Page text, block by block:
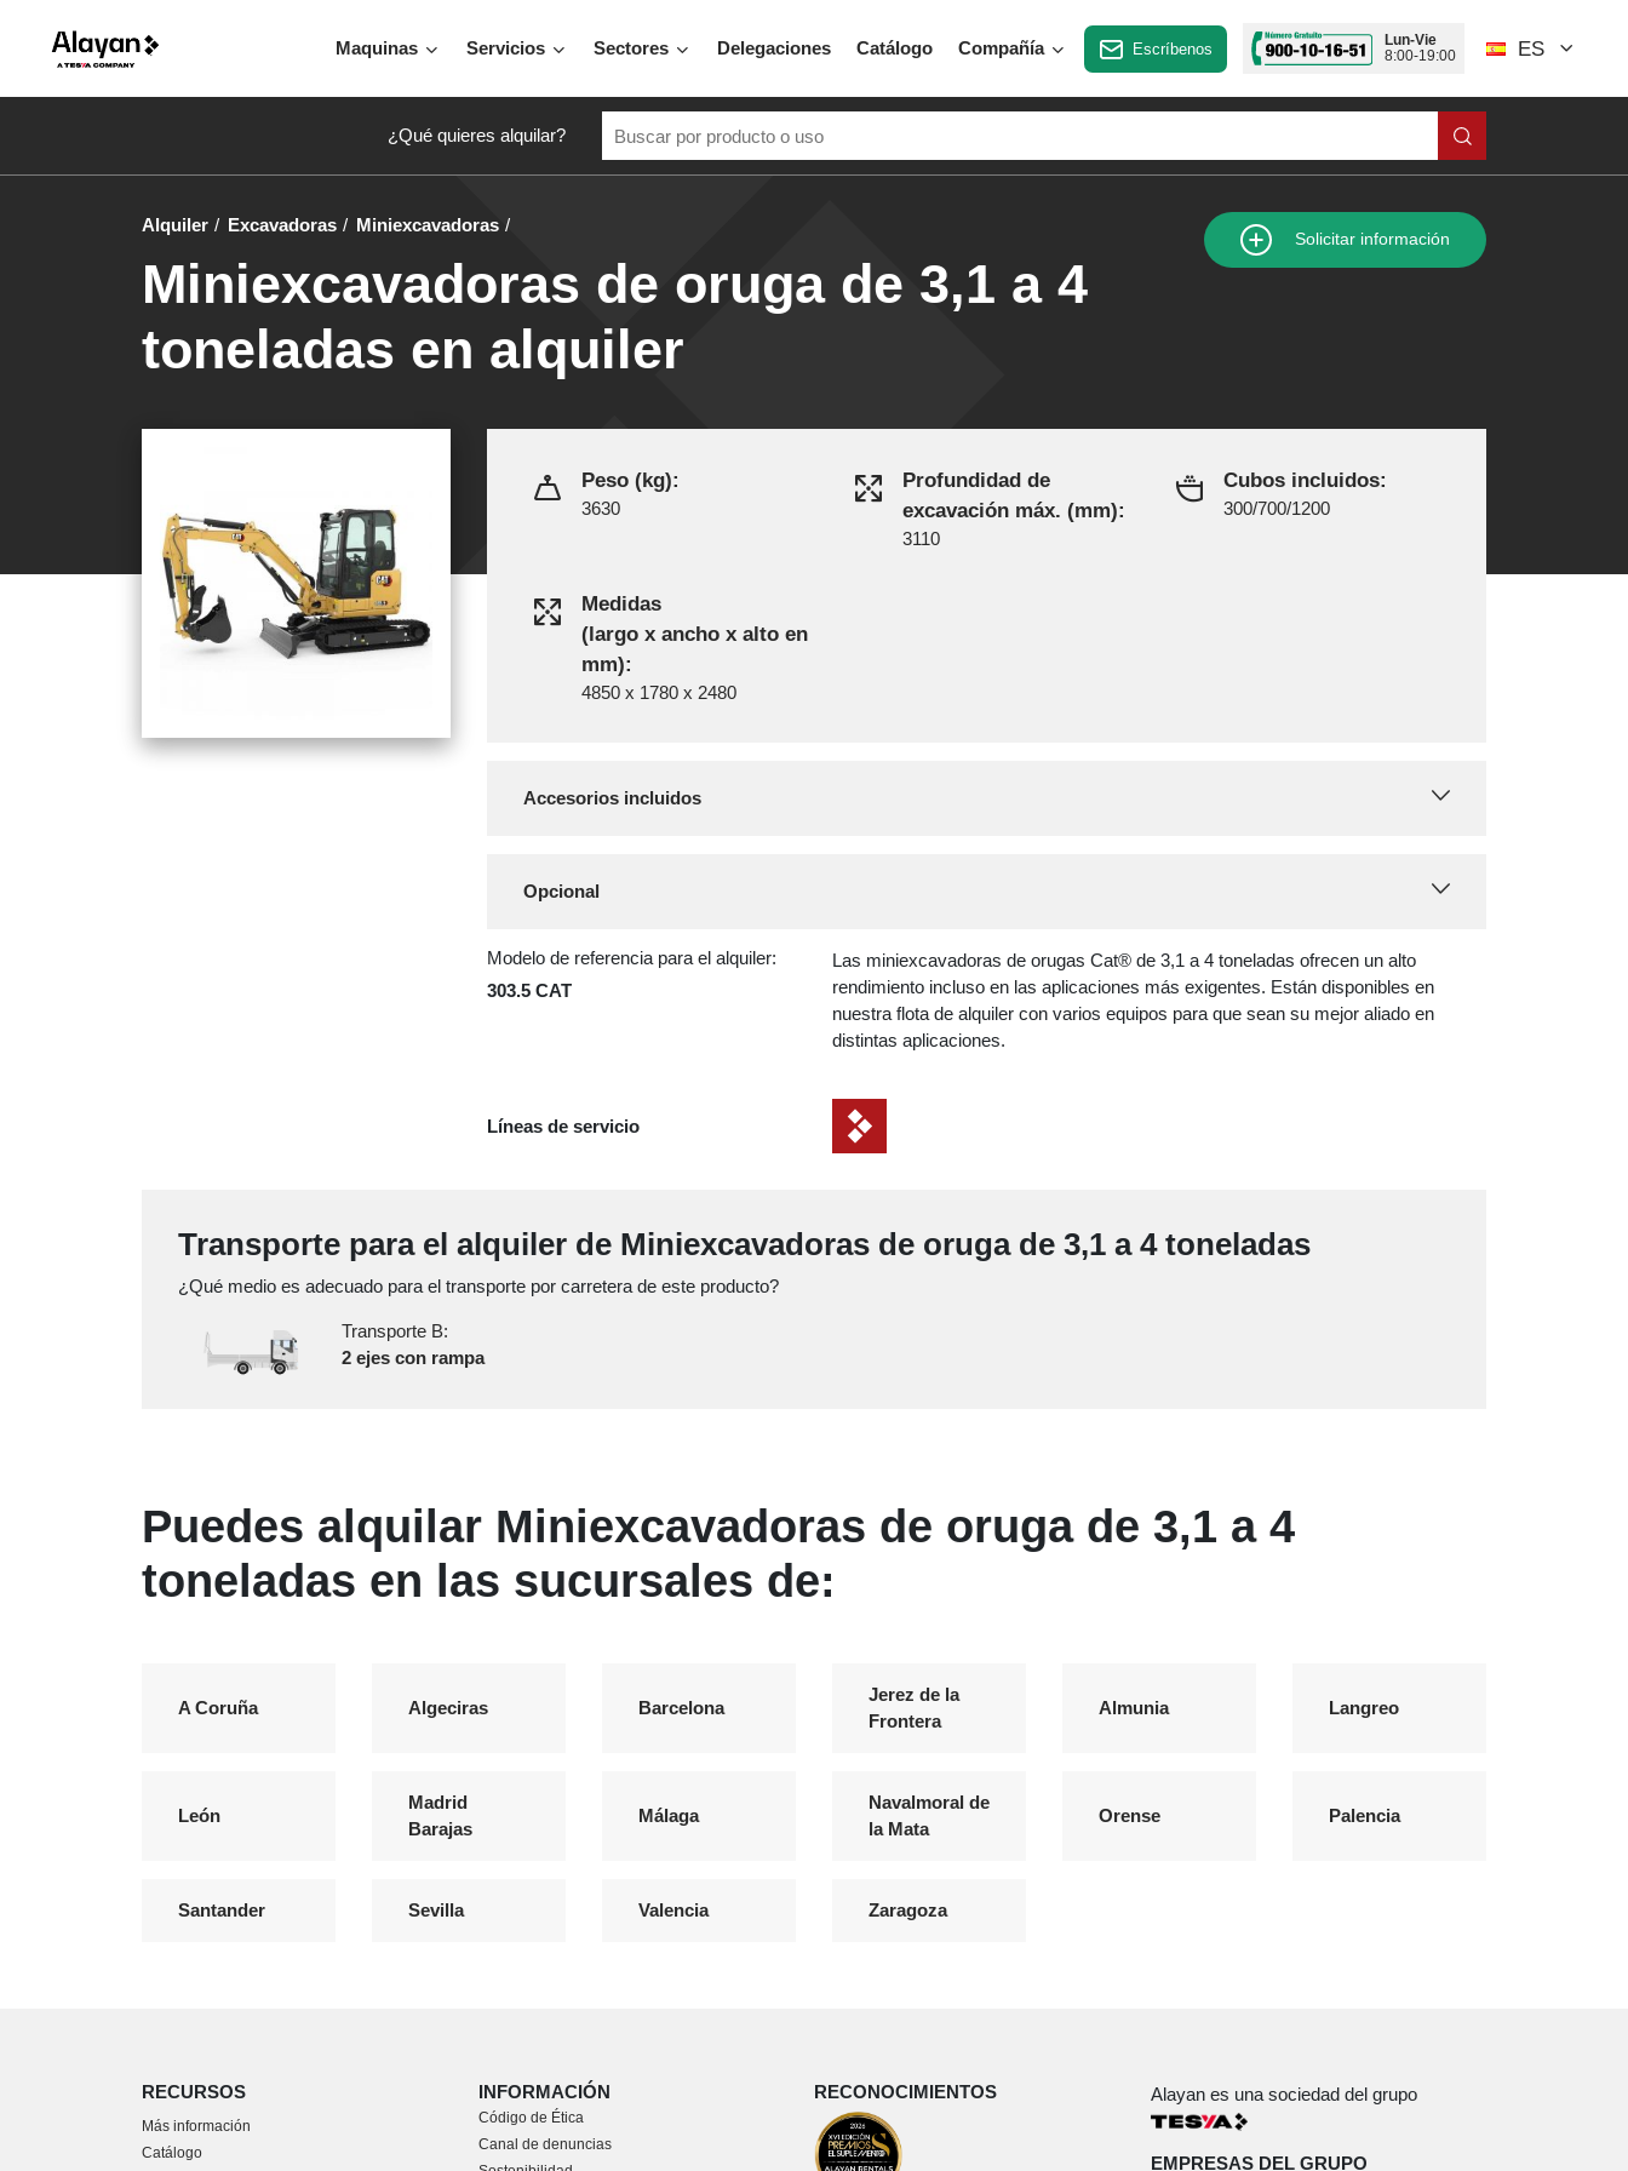
Maquinas Servicios Sectores Delegaciones Catálogo Compañía Escríbenos
Lun-Vie
8:00-19:00
ES
¿Qué quieres alquilar?
Alquiler Excavadoras Miniexcavadoras
Miniexcavadoras de oruga de 3,1 a 4
toneladas en alquiler
Solicitar información
Peso (kg):
3630
Profundidad de
excavación máx. (mm):
3110
Cubos incluidos:
300/700/1200
Medidas
(largo x ancho x alto en
mm):
4850 x 1780 x 2480
Accesorios incluidos
Opcional
Modelo de referencia para el alquiler:
303.5 CAT
Las miniexcavadoras de orugas Cat® de 3,1 a 4 toneladas ofrecen un alto
rendimiento incluso en las aplicaciones más exigentes. Están disponibles en
nuestra flota de alquiler con varios equipos para que sean su mejor aliado en
distintas aplicaciones.
Líneas de servicio
Transporte para el alquiler de Miniexcavadoras de oruga de 3,1 a 4 toneladas
¿Qué medio es adecuado para el transporte por carretera de este producto?
Transporte B:
2 ejes con rampa
Puedes alquilar Miniexcavadoras de oruga de 3,1 a 4
toneladas en las sucursales de:
A Coruña Algeciras Barcelona
Jerez de la
Frontera
Almunia Langreo
León
Madrid
Barajas
Málaga
Navalmoral de
la Mata
Orense Palencia
Santander Sevilla Valencia Zaragoza
RECURSOS
Más información
Catálogo
INFORMACIÓN
Código de Ética
Canal de denuncias
RECONOCIMIENTOS Alayan es una sociedad del grupo
EMPRESAS DEL GRUPO